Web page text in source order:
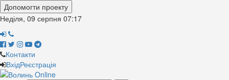
Допомогти проекту
Неділя, 09 серпня 07:17
Контакти
ВхідРеєстрація